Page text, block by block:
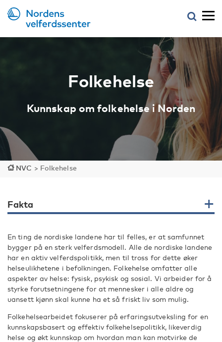
Folkehelse
Kunnskap om folkehelse i Norden
NVC > Folkehelse
Fakta
En ting de nordiske landene har til felles, er at samfunnet
bygger på en sterk velferdsmodell. Alle de nordiske landene
har en aktiv velferdspolitikk, men til tross for dette øker
helseulikhetene i befolkningen. Folkehelse omfatter alle
aspekter av helse: fysisk, psykisk og sosial. Vi arbeider for å
styrke forutsetningene for at mennesker i alle aldre og
uansett kjønn skal kunne ha et så friskt liv som mulig.
Folkehelsearbeidet fokuserer på erfaringsutveksling for en
kunnskapsbasert og effektiv folkehelsepolitikk, likeverdig
helse og økt kunnskap om hvordan man kan motvirke de